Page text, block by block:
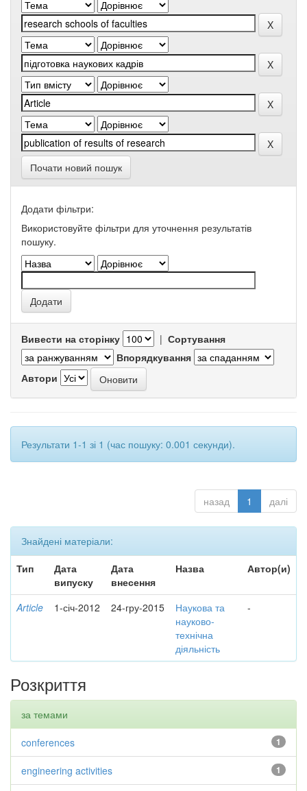
Почати новий пошук
Додати фільтри:
Використовуйте фільтри для уточнення результатів
пошуку.
Вивести на сторінку | Сортування
Впорядкування
Автори
Результати 1-1 зі 1 (час пошуку: 0.001 секунди).
назад 1 далі
Знайдені матеріали:
Тип
Дата
випуску
Дата
внесення
Назва Автор(и)
Article 1-січ-2012 24-гру-2015
Наукова та
науково-
технічна
діяльність
-
Розкриття
за темами
1
conferences
1
engineering activities